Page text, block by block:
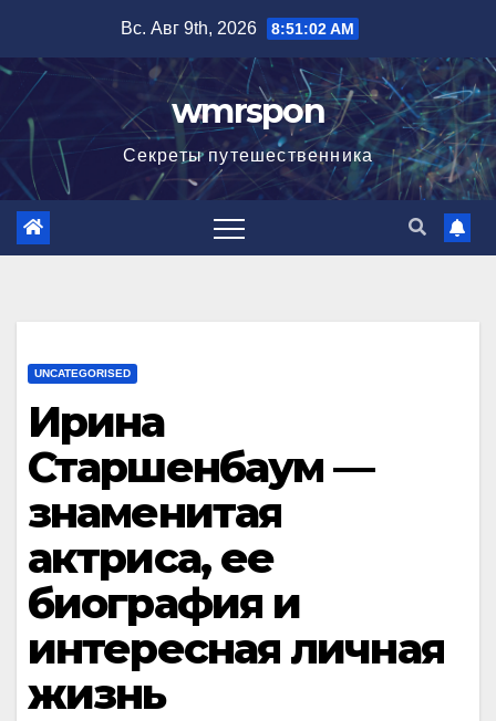
содержимому
Вс. Авг 9th, 2026 8:51:04 AM
wmrspon
Секреты путешественника
UNCATEGORISED
Ирина
Старшенбаум —
знаменитая
актриса, ее
биография и
интересная личная
жизнь